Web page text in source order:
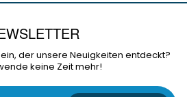
der unsere Neuigkeiten entdeckt?
keine Zeit mehr!